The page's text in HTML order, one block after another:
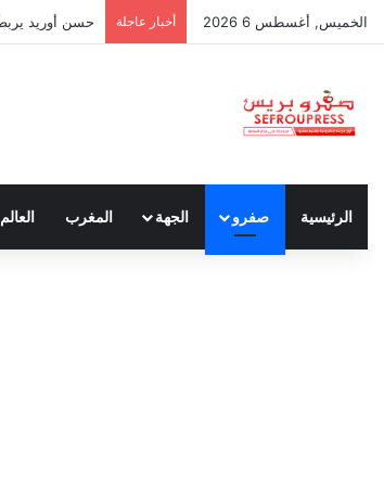
الخميس, أغسطس 6 2026 أخبار عاجلة حسن أوريد يربط
الرئيسية صفرو الجهة المغرب العالم